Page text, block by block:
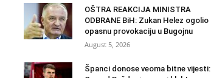
OŠTRA REAKCIJA MINISTRA
ODBRANE BiH: Zukan Helez ogolio
opasnu provokaciju u Bugojnu
August 5, 2026
Španci donose veoma bitne vijesti: